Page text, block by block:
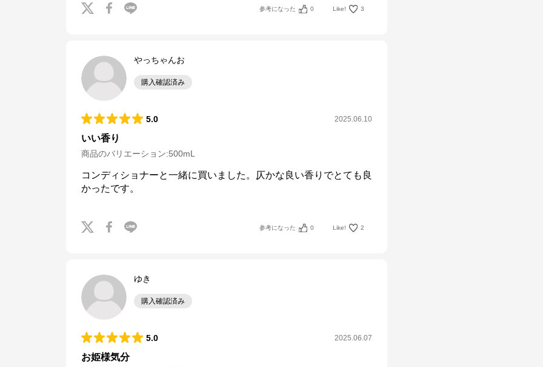
参考になった 0 Like! 3
やっちゃんお
購入確認済み
5.0 2025.06.10
いい香り
商品のバリエーション:500mL
コンディショナーと一緒に買いました。仄かな良い香りでとても良
かったです。
参考になった 0 Like! 2
ゆき
購入確認済み
5.0 2025.06.07
お姫様気分